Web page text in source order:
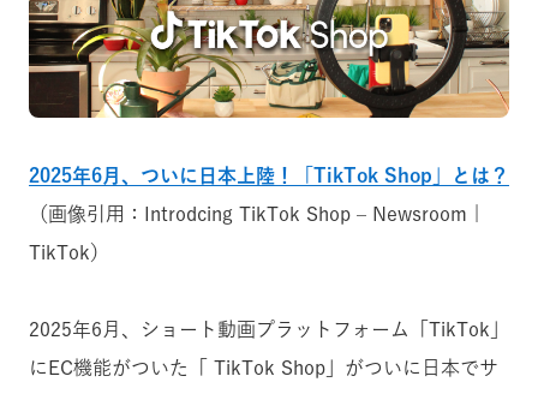
2025年6月、ついに日本上陸！「TikTok Shop」とは？
（画像引用：Introdcing TikTok Shop – Newsroom |
TikTok）
2025年6月、ショート動画プラットフォーム「TikTok」
にEC機能がついた「 TikTok Shop」がついに日本でサ